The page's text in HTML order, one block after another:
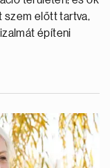
szem előtt tartva,
építeni